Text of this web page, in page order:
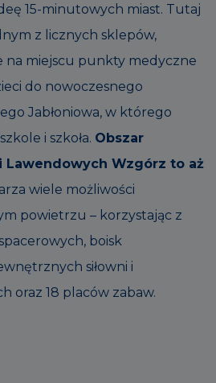
15-minutowych miast. Tutaj
z licznych sklepów,
na miejscu punkty medyczne
do nowoczesnego
Jabłoniowa, w którego
i szkoła. Obszar
Lawendowych Wzgórz to aż
wiele możliwości
powietrzu – korzystając z
boisk
siłowni i
oraz 18 placów zabaw.